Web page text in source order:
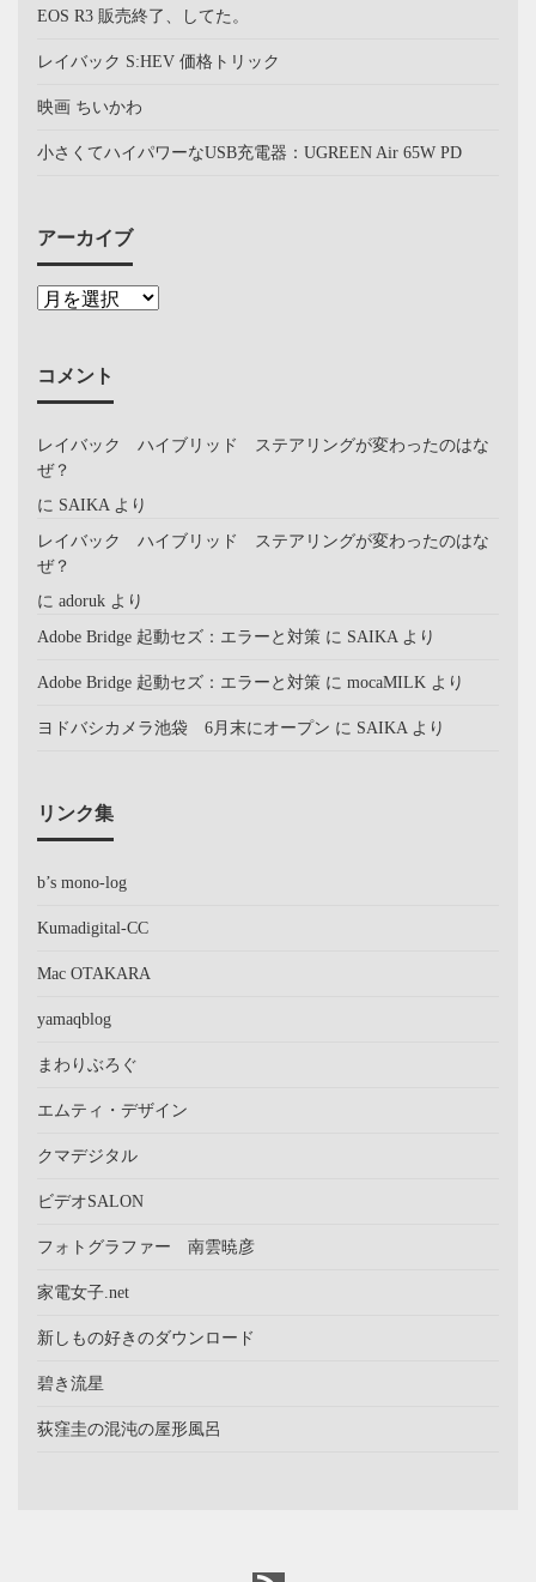
EOS R3 販売終了、してた。
レイバック S:HEV 価格トリック
映画 ちいかわ
小さくてハイパワーなUSB充電器：UGREEN Air 65W PD
アーカイブ
コメント
レイバック ハイブリッド ステアリングが変わったのはな
ぜ？
に SAIKAより
レイバック ハイブリッド ステアリングが変わったのはな
ぜ？
に adoruk より
Adobe Bridge 起動セズ：エラーと対策 に SAIKAより
Adobe Bridge 起動セズ：エラーと対策 に mocaMILK より
ヨドバシカメラ池袋 6月末にオープン に SAIKAより
リンク集
b’s mono-log
Kumadigital-CC
Mac OTAKARA
yamaqblog
まわりぶろぐ
エムティ・デザイン
クマデジタル
ビデオSALON
フォトグラファー 南雲暁彦
家電女子.net
新しもの好きのダウンロード
碧き流星
荻窪圭の混沌の屋形風呂